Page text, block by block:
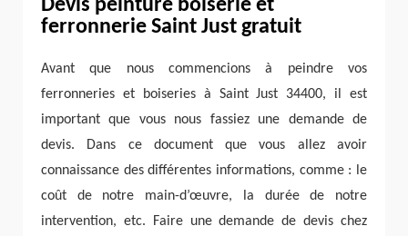
Devis peinture boiserie et
ferronnerie Saint Just gratuit
Avant que nous commencions à peindre vos
ferronneries et boiseries à Saint Just 34400, il est
important que vous nous fassiez une demande de
devis. Dans ce document que vous allez avoir
connaissance des différentes informations, comme : le
coût de notre main-d’œuvre, la durée de notre
intervention, etc. Faire une demande de devis chez